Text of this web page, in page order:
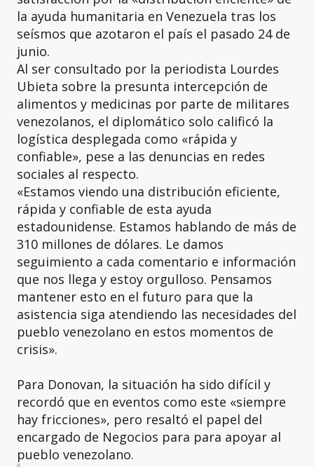
la ayuda humanitaria en Venezuela tras los
seísmos que azotaron el país el pasado 24 de
junio.
Al ser consultado por la periodista Lourdes
Ubieta sobre la presunta intercepción de
alimentos y medicinas por parte de militares
venezolanos, el diplomático solo calificó la
logística desplegada como «rápida y
confiable», pese a las denuncias en redes
sociales al respecto.
«Estamos viendo una distribución eficiente,
rápida y confiable de esta ayuda
estadounidense. Estamos hablando de más de
310 millones de dólares. Le damos
seguimiento a cada comentario e información
que nos llega y estoy orgulloso. Pensamos
mantener esto en el futuro para que la
asistencia siga atendiendo las necesidades del
pueblo venezolano en estos momentos de
crisis».
Para Donovan, la situación ha sido difícil y
recordó que en eventos como este «siempre
hay fricciones», pero resaltó el papel del
encargado de Negocios para para apoyar al
pueblo venezolano.